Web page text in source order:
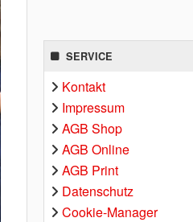
SERVICE
Kontakt
Impressum
AGB Shop
AGB Online
AGB Print
Datenschutz
Cookie-Manager